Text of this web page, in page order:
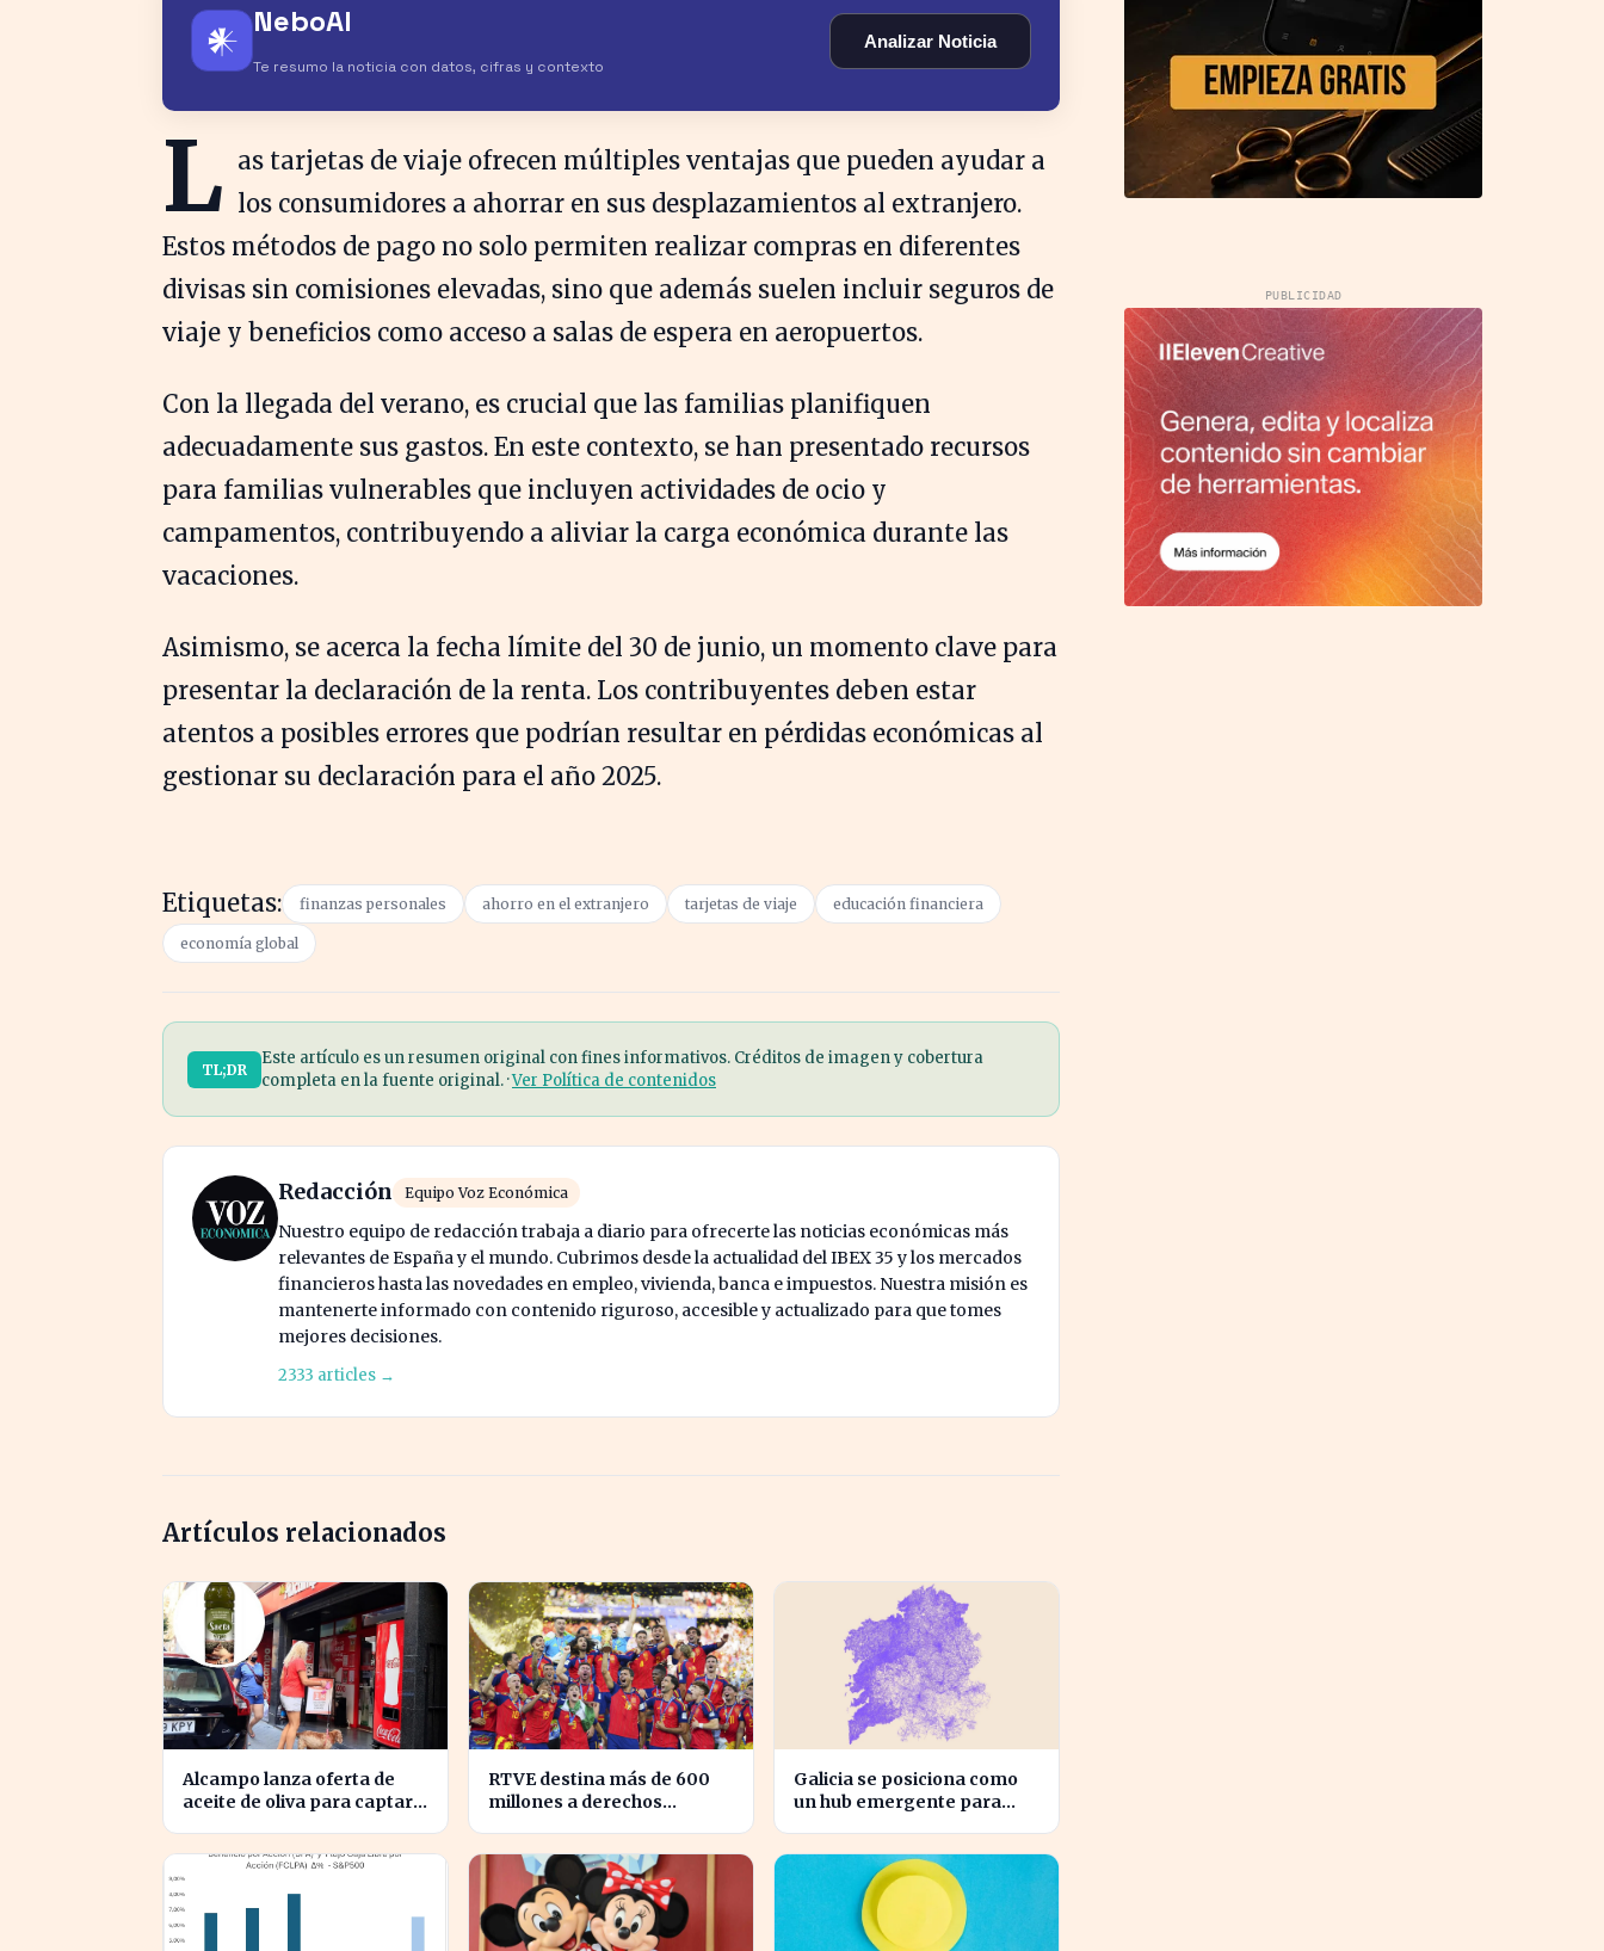
𒀭 NeboAI
Te resumo la noticia con datos, cifras y contexto
Analizar Noticia
L as tarjetas de viaje ofrecen múltiples ventajas que pueden ayudar a
los consumidores a ahorrar en sus desplazamientos al extranjero.
Estos métodos de pago no solo permiten realizar compras en diferentes
divisas sin comisiones elevadas, sino que además suelen incluir seguros de
viaje y beneficios como acceso a salas de espera en aeropuertos.
Con la llegada del verano, es crucial que las familias planifiquen
adecuadamente sus gastos. En este contexto, se han presentado recursos
para familias vulnerables que incluyen actividades de ocio y
campamentos, contribuyendo a aliviar la carga económica durante las
vacaciones.
Asimismo, se acerca la fecha límite del 30 de junio, un momento clave para
presentar la declaración de la renta. Los contribuyentes deben estar
atentos a posibles errores que podrían resultar en pérdidas económicas al
gestionar su declaración para el año 2025.
Etiquetas: finanzas personales ahorro en el extranjero tarjetas de viaje educación financiera
economía global
TL;DR
Este artículo es un resumen original con fines informativos. Créditos de imagen y cobertura
completa en la fuente original. ·Ver Política de contenidos
Redacción Equipo Voz Económica
Nuestro equipo de redacción trabaja a diario para ofrecerte las noticias económicas más
relevantes de España y el mundo. Cubrimos desde la actualidad del IBEX 35 y los mercados
financieros hasta las novedades en empleo, vivienda, banca e impuestos. Nuestra misión es
mantenerte informado con contenido riguroso, accesible y actualizado para que tomes
mejores decisiones.
2333 articles →
Artículos relacionados
Alcampo lanza oferta de
aceite de oliva para captar
RTVE destina más de 600
millones a derechos
Galicia se posiciona como
un hub emergente para
PUBLICIDAD